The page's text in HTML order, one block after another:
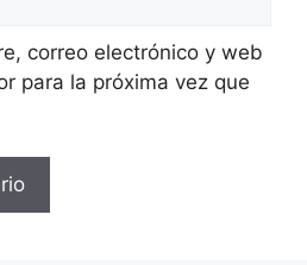
correo electrónico y web
para la próxima vez que